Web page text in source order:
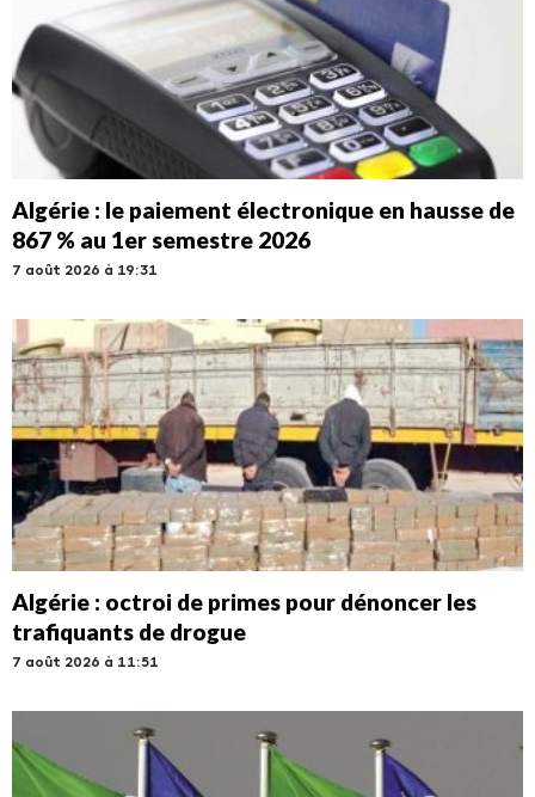
Algérie : le paiement électronique en hausse de
867 % au 1er semestre 2026
7 août 2026 à 19:31
Algérie : octroi de primes pour dénoncer les
trafiquants de drogue
7 août 2026 à 11:51